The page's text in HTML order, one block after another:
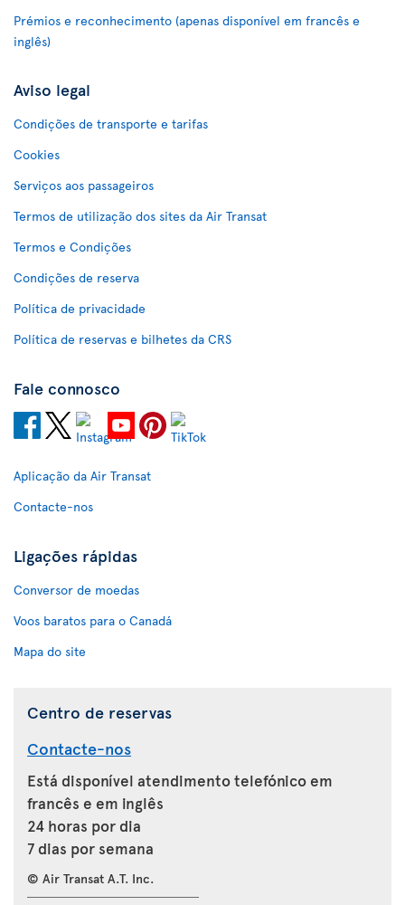
Prémios e reconhecimento (apenas disponível em francês e
inglês)
Aviso legal
Condições de transporte e tarifas
Cookies
Serviços aos passageiros
Termos de utilização dos sites da Air Transat
Termos e Condições
Condições de reserva
Política de privacidade
Política de reservas e bilhetes da CRS
Fale connosco
Aplicação da Air Transat
Contacte-nos
Ligações rápidas
Conversor de moedas
Voos baratos para o Canadá
Mapa do site
Centro de reservas
Contacte-nos
Está disponível atendimento telefónico em
francês e em inglês
24 horas por dia
7 dias por semana
© Air Transat A.T. Inc.